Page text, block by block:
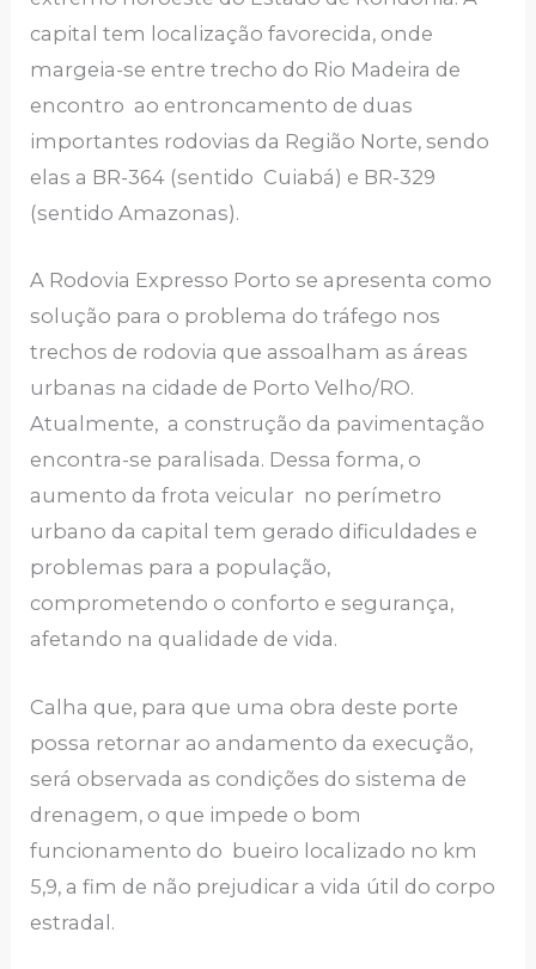
capital tem localização favorecida, onde
margeia-se entre trecho do Rio Madeira de
encontro ao entroncamento de duas
importantes rodovias da Região Norte, sendo
elas a BR-364 (sentido Cuiabá) e BR-329
(sentido Amazonas).
A Rodovia Expresso Porto se apresenta como
solução para o problema do tráfego nos
trechos de rodovia que assoalham as áreas
urbanas na cidade de Porto Velho/RO.
Atualmente, a construção da pavimentação
encontra-se paralisada. Dessa forma, o
aumento da frota veicular no perímetro
urbano da capital tem gerado dificuldades e
problemas para a população,
comprometendo o conforto e segurança,
afetando na qualidade de vida.
Calha que, para que uma obra deste porte
possa retornar ao andamento da execução,
será observada as condições do sistema de
drenagem, o que impede o bom
funcionamento do bueiro localizado no km
5,9, a fim de não prejudicar a vida útil do corpo
estradal.